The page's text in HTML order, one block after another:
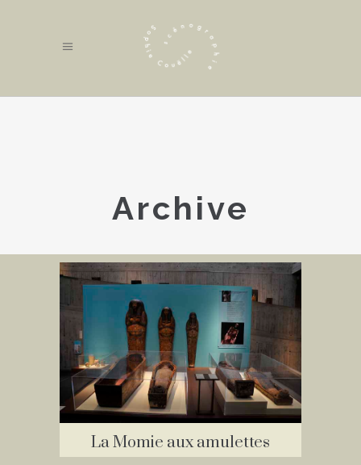
Archive
La Momie aux amulettes